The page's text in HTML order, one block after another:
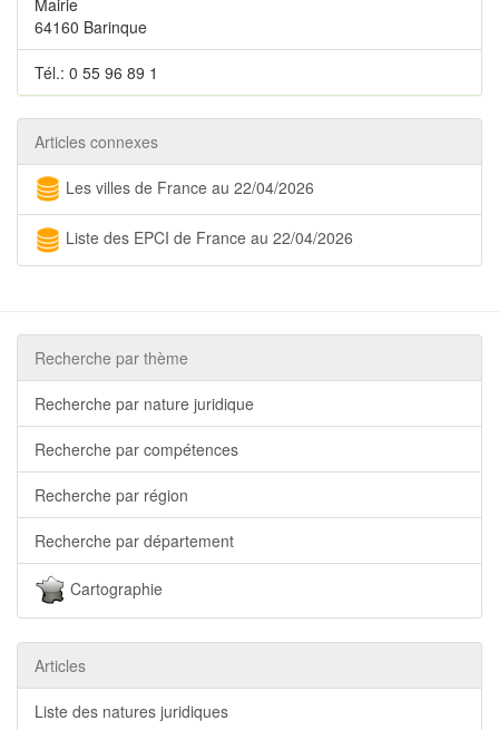
Mairie
64160 Barinque
Tél.: 0 55 96 89 1
Articles connexes
Les villes de France au 22/04/2026
Liste des EPCI de France au 22/04/2026
Recherche par thème
Recherche par nature juridique
Recherche par compétences
Recherche par région
Recherche par département
Cartographie
Articles
Liste des natures juridiques